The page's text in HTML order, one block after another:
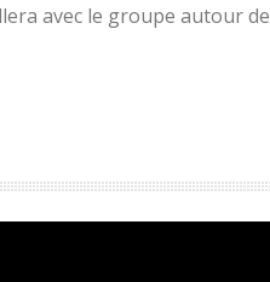
avec le groupe autour de